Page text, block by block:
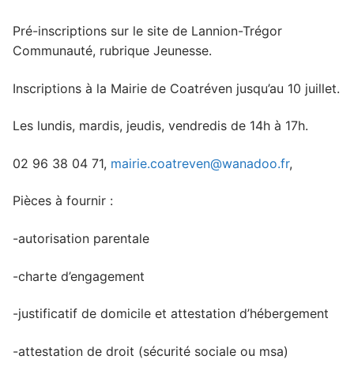
Pré-inscriptions sur le site de Lannion-Trégor
Communauté, rubrique Jeunesse.
Inscriptions à la Mairie de Coatréven jusqu’au 10 juillet.
Les lundis, mardis, jeudis, vendredis de 14h à 17h.
02 96 38 04 71, mairie.coatreven@wanadoo.fr,
Pièces à fournir :
-autorisation parentale
-charte d’engagement
-justificatif de domicile et attestation d’hébergement
-attestation de droit (sécurité sociale ou msa)